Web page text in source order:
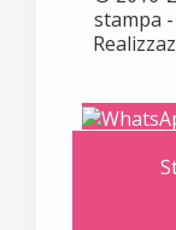
stampa